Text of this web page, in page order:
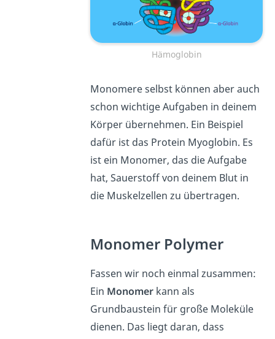
Hämoglobin
Monomere selbst können aber auch
schon wichtige Aufgaben in deinem
Körper übernehmen. Ein Beispiel
dafür ist das Protein Myoglobin. Es
ist ein Monomer, das die Aufgabe
hat, Sauerstoff von deinem Blut in
die Muskelzellen zu übertragen.
Monomer Polymer
Fassen wir noch einmal zusammen:
Ein Monomer kann als
Grundbaustein für große Moleküle
dienen. Das liegt daran, dass